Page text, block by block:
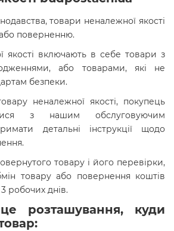
товари неналежної якості
поверненню.
якості включають в себе товари з
або товарами, які не
безпеки.
неналежної якості, покупець
з нашим обслуговуючим
детальні інструкції щодо
товару і його перевірки,
товару або повернення коштів
робочих днів.
розташування, куди